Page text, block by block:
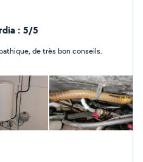
: 5/5
de très bon conseils.